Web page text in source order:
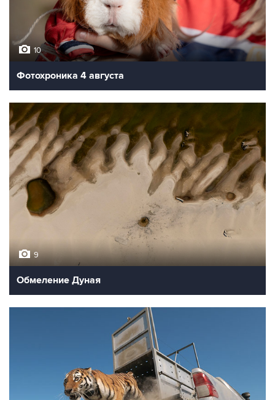
10
Фотохроника 4 августа
9
Обмеление Дуная